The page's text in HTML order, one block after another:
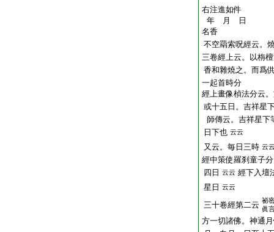
右注進如件
年 月 日
名香
不空羂索呪經云。
三卷經上云。以栴
香和雜燒之。而爲
一起首時分
經上畫像楨法分云
或十五日。吉祥星
師傳云。吉祥星下
日下也 云云
又云。毎日三時 云
經中策使羅刹童子
四日 云云 經下入壇
星日 云云
三十卷經第二云 祕
眞
方一切諸佛。神通